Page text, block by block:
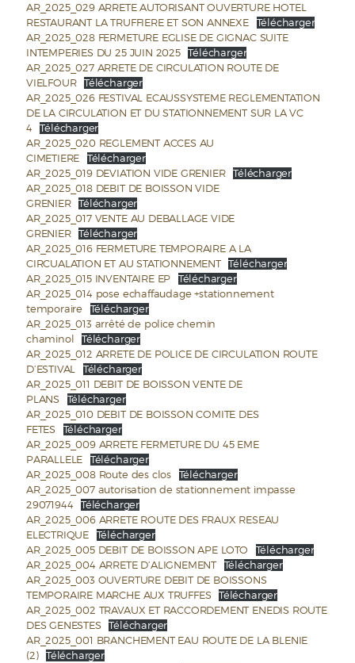
AR_2025_029 ARRETE AUTORISANT OUVERTURE HOTEL
RESTAURANT LA TRUFFIERE ET SON ANNEXE
Télécharger
AR_2025_028 FERMETURE EGLISE DE GIGNAC SUITE
INTEMPERIES DU 25 JUIN 2025
Télécharger
AR_2025_027 ARRETE DE CIRCULATION ROUTE DE
VIELFOUR
Télécharger
AR_2025_026 FESTIVAL ECAUSSYSTEME REGLEMENTATION
DE LA CIRCULATION ET DU STATIONNEMENT SUR LA VC
4
Télécharger
AR_2025_020 REGLEMENT ACCES AU
CIMETIERE
Télécharger
AR_2025_019 DEVIATION VIDE GRENIER
Télécharger
AR_2025_018 DEBIT DE BOISSON VIDE
GRENIER
Télécharger
AR_2025_017 VENTE AU DEBALLAGE VIDE
GRENIER
Télécharger
AR_2025_016 FERMETURE TEMPORAIRE A LA
CIRCUALATION ET AU STATIONNEMENT
Télécharger
AR_2025_015 INVENTAIRE EP
Télécharger
AR_2025_014 pose echaffaudage +stationnement
temporaire
Télécharger
AR_2025_013 arrêté de police chemin
chaminol
Télécharger
AR_2025_012 ARRETE DE POLICE DE CIRCULATION ROUTE
D’ESTIVAL
Télécharger
AR_2025_011 DEBIT DE BOISSON VENTE DE
PLANS
Télécharger
AR_2025_010 DEBIT DE BOISSON COMITE DES
FETES
Télécharger
AR_2025_009 ARRETE FERMETURE DU 45 EME
PARALLELE
Télécharger
AR_2025_008 Route des clos
Télécharger
AR_2025_007 autorisation de stationnement impasse
29071944
Télécharger
AR_2025_006 ARRETE ROUTE DES FRAUX RESEAU
ELECTRIQUE
Télécharger
AR_2025_005 DEBIT DE BOISSON APE LOTO
Télécharger
AR_2025_004 ARRETE D’ALIGNEMENT
Télécharger
AR_2025_003 OUVERTURE DEBIT DE BOISSONS
TEMPORAIRE MARCHE AUX TRUFFES
Télécharger
AR_2025_002 TRAVAUX ET RACCORDEMENT ENEDIS ROUTE
DES GENESTES
Télécharger
AR_2025_001 BRANCHEMENT EAU ROUTE DE LA BLENIE
(2)
Télécharger